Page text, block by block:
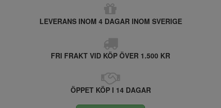
LEVERANS INOM 4 DAGAR INOM SVERIGE
FRI FRAKT VID KÖP ÖVER 1.500 KR
ÖPPET KÖP I 14 DAGAR